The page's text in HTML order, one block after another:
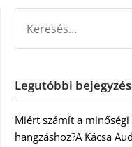
Legutóbbi
Miért számít a
hangzáshoz?A Kácsa